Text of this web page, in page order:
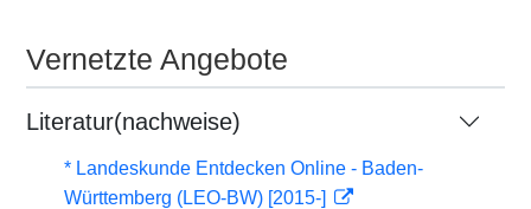
Vernetzte Angebote
Literatur(nachweise)
* Landeskunde Entdecken Online - Baden-
Württemberg (LEO-BW) [2015-]